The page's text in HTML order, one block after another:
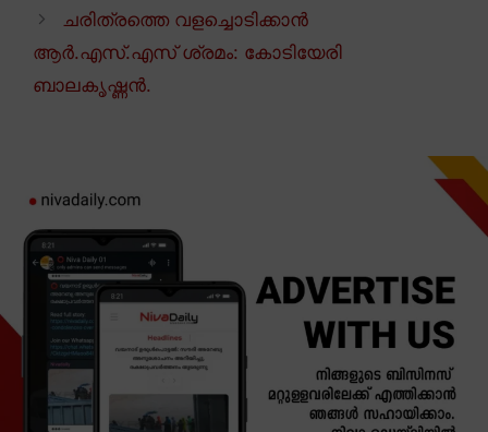
ചരിത്രത്തെ വളച്ചൊടിക്കാൻ
ആർ.എസ്.എസ് ശ്രമം: കോടിയേരി
ബാലകൃഷ്ണൻ.